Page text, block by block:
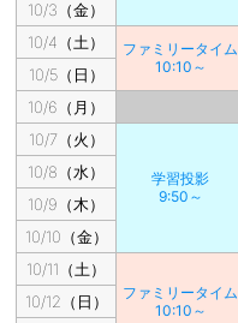
10/3（金）
10/4（土）
ファミリータイム
10:10～
10/5（日）
10/6（月）
10/7（火）
学習投影
9:50～
10/8（水）
10/9（木）
10/10（金）
10/11（土）
ファミリータイム
10:10～
10/12（日）